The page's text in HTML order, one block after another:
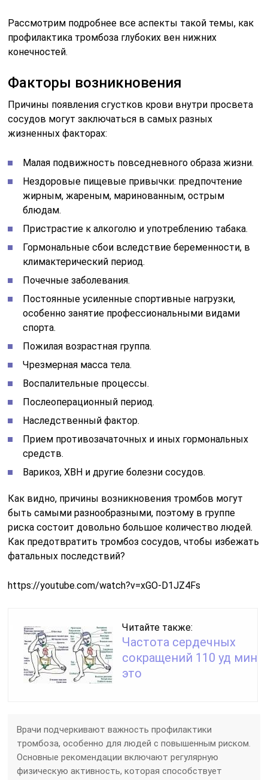
Рассмотрим подробнее все аспекты такой темы, как
профилактика тромбоза глубоких вен нижних
конечностей.
Факторы возникновения
Причины появления сгустков крови внутри просвета
сосудов могут заключаться в самых разных
жизненных факторах:
Малая подвижность повседневного образа жизни.
Нездоровые пищевые привычки: предпочтение
жирным, жареным, маринованным, острым
блюдам.
Пристрастие к алкоголю и употреблению табака.
Гормональные сбои вследствие беременности, в
климактерический период.
Почечные заболевания.
Постоянные усиленные спортивные нагрузки,
особенно занятие профессиональными видами
спорта.
Пожилая возрастная группа.
Чрезмерная масса тела.
Воспалительные процессы.
Послеоперационный период.
Наследственный фактор.
Прием противозачаточных и иных гормональных
средств.
Варикоз, ХВН и другие болезни сосудов.
Как видно, причины возникновения тромбов могут
быть самыми разнообразными, поэтому в группе
риска состоит довольно большое количество людей.
Как предотвратить тромбоз сосудов, чтобы избежать
фатальных последствий?
https://youtube.com/watch?v=xGO-D1JZ4Fs
Читайте также:
Частота сердечных
сокращений 110 уд мин
это
Врачи подчеркивают важность профилактики
тромбоза, особенно для людей с повышенным риском.
Основные рекомендации включают регулярную
физическую активность, которая способствует